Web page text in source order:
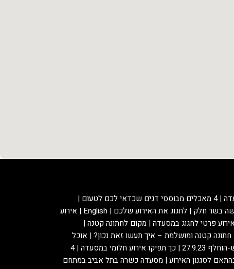
4 מאכלים מבוססי דגים שכדאי לכם לטעום
בשר חלק לחגוג את האירוע שלכם English
אירוע
אירוע פרטי לחגוג במסעדה מקום לחתונה קטנה
חתונה קטנה ומושלמת – איך תעשו זאת נכון? אוכל
27.9.23 כך תפיקו אירוע חלומי במסעדה 4
לסגנון האירוע מסעדה כשרה בתל אביב במתחם